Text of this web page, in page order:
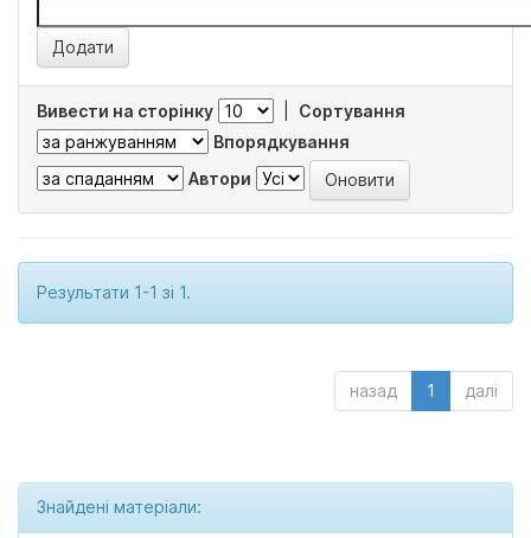
Вивести на сторінку
Сортування
Впорядкування
Автори
Результати 1-1 зі 1.
назад 1 далі
Знайдені матеріали: